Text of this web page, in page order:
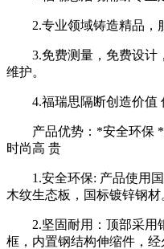
2.专业领域铸造精品，
3.免费测量，免费设计
维护。
4.福瑞思隔断创造价值
产品优势：*安全环保
时尚高 贵
1.安全环保: 产品使用
木纹生态板，国标镀锌钢材
2.坚固耐用：顶部采用
框，内置钢结构伸缩件，经